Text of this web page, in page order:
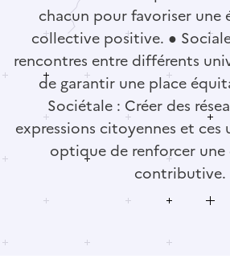
chacun pour favoriser une
collective positive. ●
rencontres entre différents
de garantir une place
Sociétale : Créer des
expressions citoyennes et ces
optique de renforcer
contributive.